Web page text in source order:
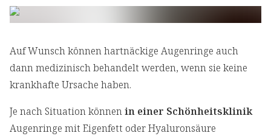
Auf Wunsch können hartnäckige Augenringe auch
dann medizinisch behandelt werden, wenn sie keine
krankhafte Ursache haben.
Je nach Situation könnenin einer Schönheitsklinik
Augenringe mit Eigenfett oder Hyaluronsäure